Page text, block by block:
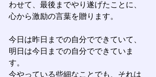
わせて、最後までやり遂げたことに、
心から激励の言葉を贈ります。
今日は昨日までの自分でできていて、
明日は今日までの自分でできていま
す。
今やっている些細なことでも、それは